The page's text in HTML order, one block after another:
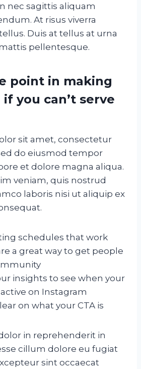
nec sagittis aliquam
At risus viverra
Duis at tellus at urna
pellentesque.
point in making
you can’t serve
sit amet, consectetur
do eiusmod tempor
et dolore magna aliqua.
veniam, quis nostrud
laboris nisi ut aliquip ex
schedules that work
a great way to get people
insights to see when your
on Instagram
on what your CTA is
in reprehenderit in
cillum dolore eu fugiat
sint occaecat